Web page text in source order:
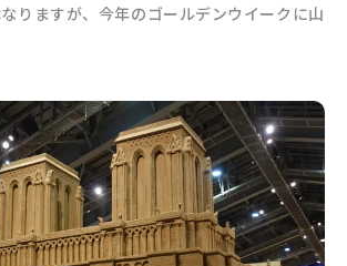
りますが、今年のゴールデンウイークに山